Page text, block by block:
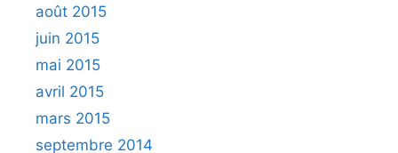
août 2015
juin 2015
mai 2015
avril 2015
mars 2015
septembre 2014